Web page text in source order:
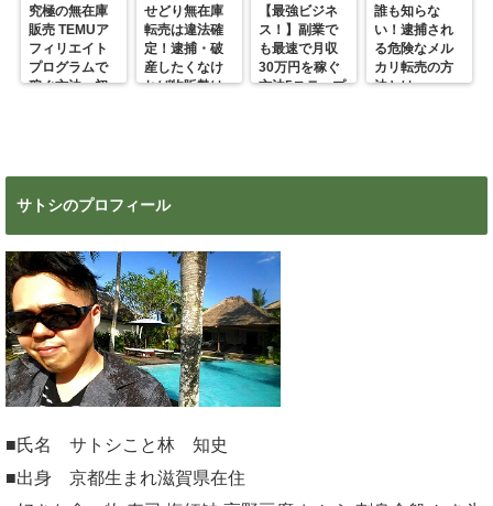
究極の無在庫
販売 TEMUア
フィリエイト
プログラムで
稼ぐ方法 初
せどり無在庫
転売は違法確
定！逮捕・破
産したくなけ
れば物販勢は
【最強ビジネ
ス！】副業で
も最速で月収
30万円を稼ぐ
方法5ステップ
誰も知らな
い！逮捕され
る危険なメル
カリ転売の方
法とは
サトシのプロフィール
■氏名 サトシこと林 知史
■出身 京都生まれ滋賀県在住